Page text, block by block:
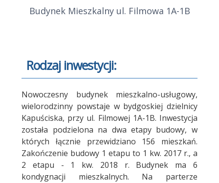
Budynek Mieszkalny ul. Filmowa 1A-1B
Rodzaj inwestycji:
Nowoczesny budynek mieszkalno-usługowy,
wielorodzinny powstaje w bydgoskiej dzielnicy
Kapuściska, przy ul. Filmowej 1A-1B. Inwestycja
została podzielona na dwa etapy budowy, w
których łącznie przewidziano 156 mieszkań.
Zakończenie budowy 1 etapu to 1 kw. 2017 r., a
2 etapu - 1 kw. 2018 r. Budynek ma 6
kondygnacji mieszkalnych. Na parterze